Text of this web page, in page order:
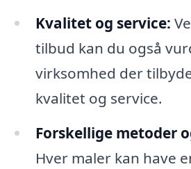
Kvalitet og service:
tilbud kan du også
virksomhed der
kvalitet og service.
Forskellige metoder
Hver maler kan have